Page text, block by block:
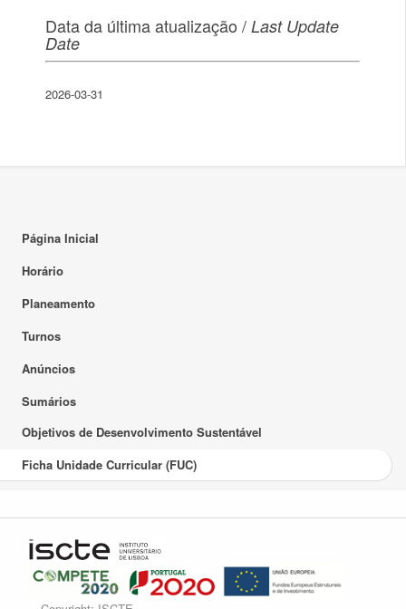
Data da última atualização / Last Update
Date
2026-03-31
Página Inicial
Horário
Planeamento
Turnos
Anúncios
Sumários
Objetivos de Desenvolvimento Sustentável
Ficha Unidade Curricular (FUC)